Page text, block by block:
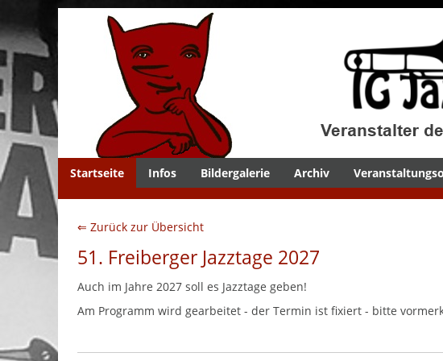
Startseite Infos Bildergalerie Archiv
⇐ Zurück zur Übersicht
51. Freiberger Jazztage 2027
Auch im Jahre 2027 soll es Jazztage geben!
Am Programm wird gearbeitet - der Termin ist fixiert - bitte